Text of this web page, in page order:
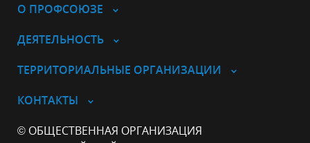
О ПРОФСОЮЗЕ
ДЕЯТЕЛЬНОСТЬ
ТЕРРИТОРИАЛЬНЫЕ ОРГАНИЗАЦИИ
КОНТАКТЫ
© ОБЩЕСТВЕННАЯ ОРГАНИЗАЦИЯ